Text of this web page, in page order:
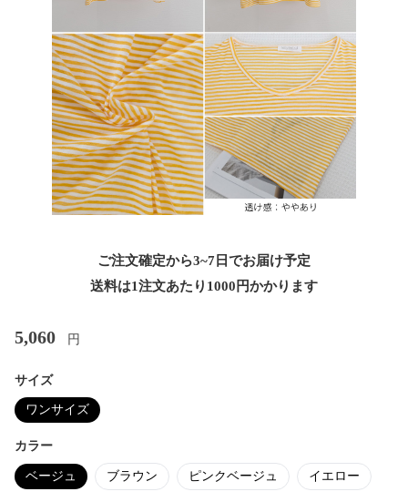
ご注文確定から3~7日でお届け予定
送料は1注文あたり 1000 円かかります
5,060 円
サイズ
ワンサイズ
カラー
ベージュ ブラウン ピンクベージュ イエロー